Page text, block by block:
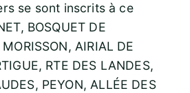
se sont inscrits à ce
BOSQUET DE
AIRIAL DE
RTE DES LANDES,
PEYON, ALLÉE DES